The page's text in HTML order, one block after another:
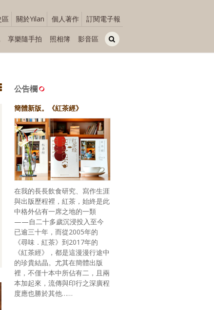
區 關於Yilan 個人著作 訂閱電子報
享樂隨手拍 照相簿 影音區
公告欄
簡體新版。《紅茶經》
在我的長長飲食研究、寫作生涯
與出版歷程裡，紅茶，始終是此
中格外佔有一席之地的一類
——自二十多歲沉浸投入至今
已逾三十年，而從2005年的
《尋味．紅茶》到2017年的
《紅茶經》，都是這漫漫行途中
的珍貴結晶。尤其在簡體出版
裡，不僅十本中所佔有二，且兩
本加起來，流傳與印行之深廣程
度應也勝於其他……